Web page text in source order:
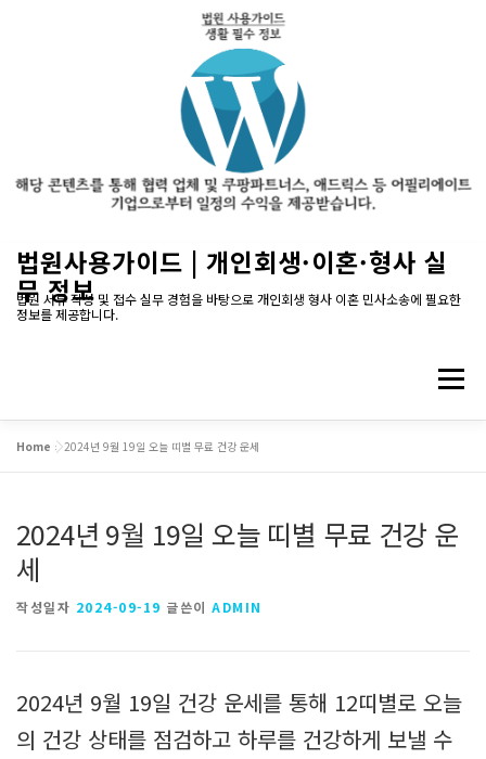
법원사용가이드 | 개인회생·이혼·형사 실
무 정보
법원 서류 작성 및 접수 실무 경험을 바탕으로 개인회생 형사 이혼 민사소송에 필요한
정보를 제공합니다.
메뉴
Home »2024년 9월 19일 오늘 띠별 무료 건강 운세
2024년 9월 19일 오늘 띠별 무료 건강 운
세
작성일자 2024-09-19 글쓴이 ADMIN
2024년 9월 19일 건강 운세를 통해 12띠별로 오늘
의 건강 상태를 점검하고 하루를 건강하게 보낼 수